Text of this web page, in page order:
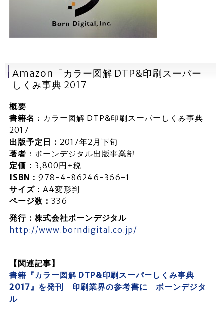
Amazon「カラー図解 DTP&印刷スーパー
しくみ事典 2017」
概要
書籍名： カラー図解 DTP&印刷スーパーしくみ事典
2017
出版予定日： 2017年2月下旬
著者： ボーンデジタル出版事業部
定価： 3,800円+税
ISBN： 978-4-86246-366-1
サイズ： A4変形判
ページ数： 336
発行：株式会社ボーンデジタル
http://www.borndigital.co.jp/
【関連記事】
書籍『カラー図解 DTP&印刷スーパーしくみ事典
2017』を発刊 印刷業界の参考書に ボーンデジタ
ル